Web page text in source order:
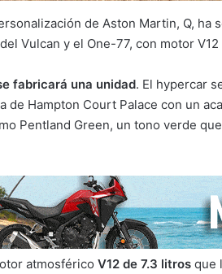
de Aston Martin, Q, ha
Vulcan y el One-77, con motor
fabricará una unidad. El hypercar
de Hampton Court Palace con un
Pentland Green, un tono verde
atmosférico V12 de 7.3 litros que